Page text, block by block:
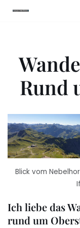
Rund
Blick vom
Ich liebe das
rund um